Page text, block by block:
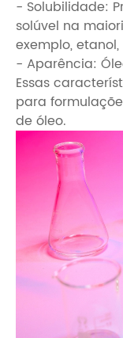
- Solubilidade:
solúvel na
exemplo,
- Aparência:
Essas
para
de óleo.